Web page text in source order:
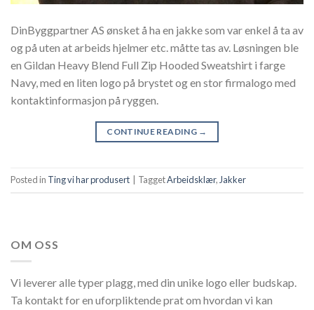
DinByggpartner AS ønsket å ha en jakke som var enkel å ta av
og på uten at arbeids hjelmer etc. måtte tas av. Løsningen ble
en Gildan Heavy Blend Full Zip Hooded Sweatshirt i farge
Navy, med en liten logo på brystet og en stor firmalogo med
kontaktinformasjon på ryggen.
CONTINUE READING →
Posted in Ting vi har produsert TaggetArbeidsklær, Jakker
OM OSS
Vi leverer alle typer plagg, med din unike logo eller budskap.
Ta kontakt for en uforpliktende prat om hvordan vi kan